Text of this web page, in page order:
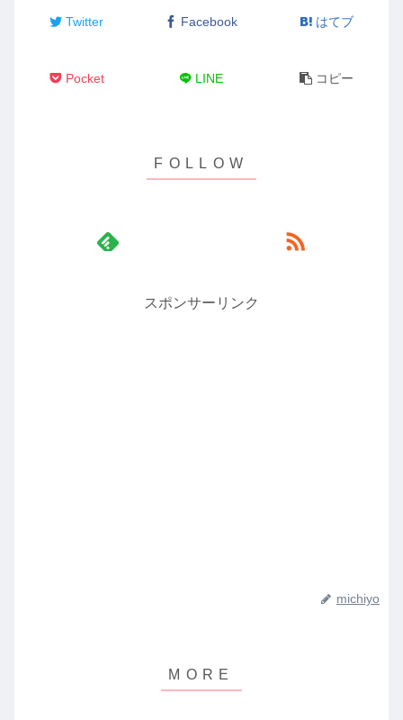
Twitter Facebook はてブ
Pocket LINE コピー
スポンサーリンク
michiyo